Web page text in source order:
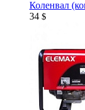
Коленвал
34 $